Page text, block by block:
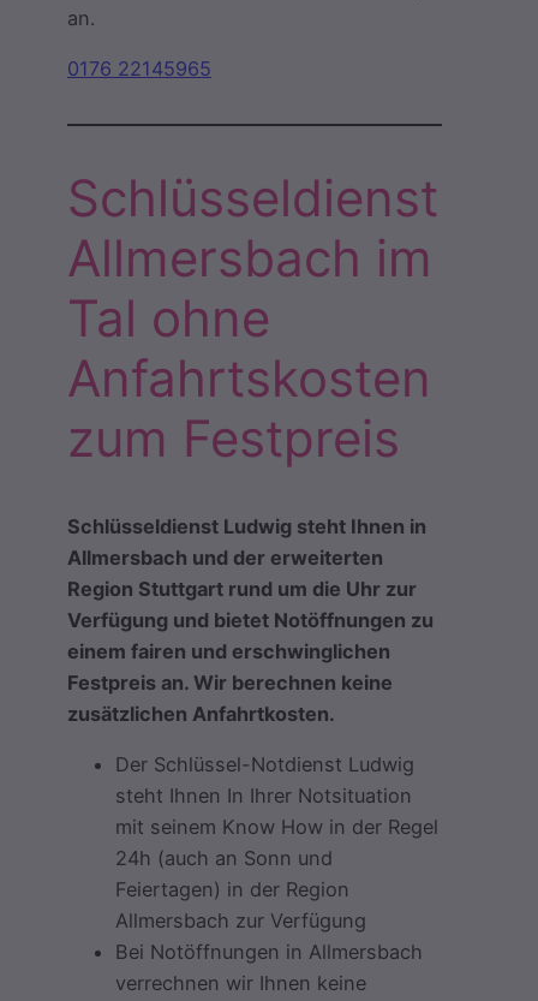
an.
0176 22145965
Schlüsseldienst
Allmersbach im
Tal ohne
Anfahrtskosten
zum Festpreis
Schlüsseldienst Ludwig steht Ihnen in
Allmersbach und der erweiterten
Region Stuttgart rund um die Uhr zur
Verfügung und bietet Notöffnungen zu
einem fairen und erschwinglichen
Festpreis an. Wir berechnen keine
zusätzlichen Anfahrtkosten.
Der Schlüssel-Notdienst Ludwig
steht Ihnen In Ihrer Notsituation
mit seinem Know How in der Regel
24h (auch an Sonn und
Feiertagen) in der Region
Allmersbach zur Verfügung
Bei Notöffnungen in Allmersbach
verrechnen wir Ihnen keine